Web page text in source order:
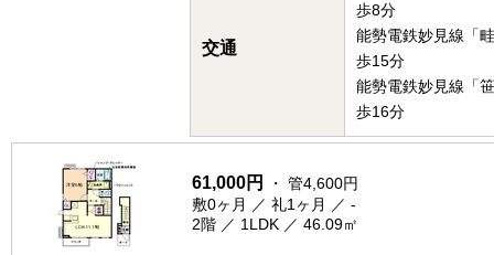
交通
歩8分
能勢電鉄妙見線「
歩15分
能勢電鉄妙見線「
歩16分
61,000円
・ 管4,600円
敷0ヶ月 ／ 礼1ヶ月 ／ -
2階 ／ 1LDK ／ 46.09㎡